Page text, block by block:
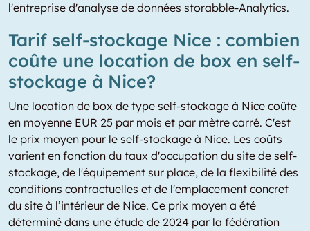
l'entreprise d'analyse de données storabble-Analytics.
Tarif self-stockage Nice : combien
coûte une location de box en self-
stockage à Nice?
Une location de box de type self-stockage à Nice coûte
en moyenne EUR 25 par mois et par mètre carré. C'est
le prix moyen pour le self-stockage à Nice. Les coûts
varient en fonction du taux d'occupation du site de self-
stockage, de l'équipement sur place, de la flexibilité des
conditions contractuelles et de l'emplacement concret
du site à l’intérieur de Nice. Ce prix moyen a été
déterminé dans une étude de 2024 par la fédération